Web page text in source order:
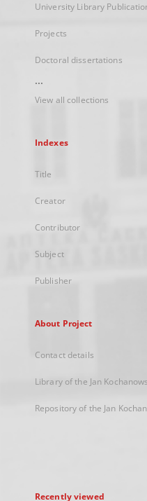
University Library
Projects
Doctoral dissertations
...
View all collections
Indexes
Title
Creator
Contributor
Subject
Publisher
About Project
Contact details
Library of the Jan
Repository of the Jan
Recently viewed